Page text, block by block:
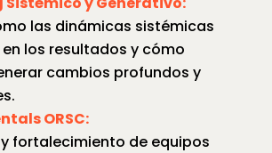
las dinámicas sistémicas
los resultados y cómo
cambios profundos y
ORSC:
fortalecimiento de equipos